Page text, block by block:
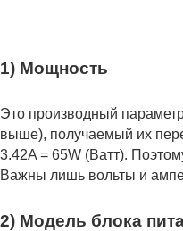
1) Мощность
Это производный
выше), получаемый их
3.42A = 65W (Ватт).
Важны лишь вольты и
2) Модель блока